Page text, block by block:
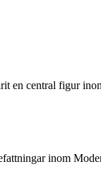
en central figur
inom